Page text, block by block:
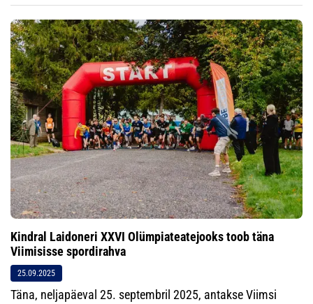
Kindral Laidoneri XXVI Olümpiateatejooks toob täna
Viimisisse spordirahva
25.09.2025
Täna, neljapäeval 25. septembril 2025, antakse Viimsi